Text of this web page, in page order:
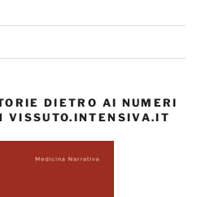
DIETRO AI NUMERI
VISSUTO.INTENSIVA.IT